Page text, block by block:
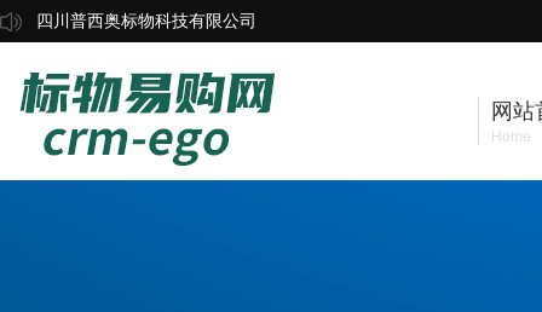
四川普西奥标物科技有限公司
网站
Home